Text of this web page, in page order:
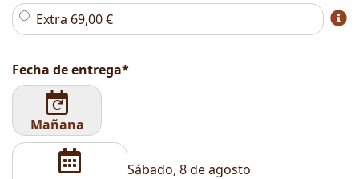
Extra 69,00€
Fecha de entrega*
Mañana
Sábado, 8 de agosto